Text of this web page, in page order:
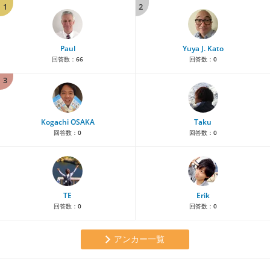
1
Paul
回答数： 66
2
Yuya J. Kato
回答数： 0
3
Kogachi OSAKA
回答数： 0
Taku
回答数： 0
TE
回答数： 0
Erik
回答数： 0
アンカー一覧